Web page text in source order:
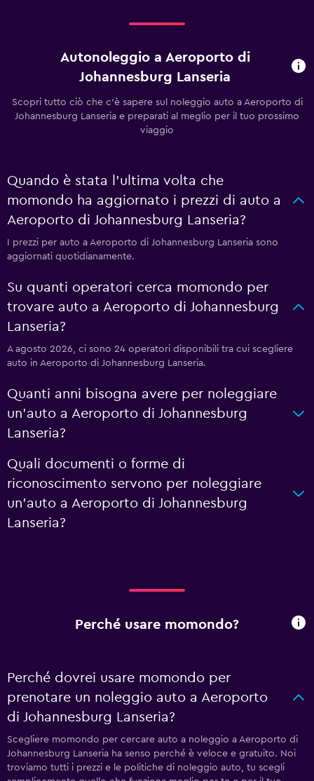
Autonoleggio a Aeroporto di
Johannesburg Lanseria
Scopri tutto ciò che c'è sapere sul noleggio auto a Aeroporto di
Johannesburg Lanseria e preparati al meglio per il tuo prossimo
viaggio
Quando è stata l'ultima volta che
momondo ha aggiornato i prezzi di auto a
Aeroporto di Johannesburg Lanseria?
I prezzi per auto a Aeroporto di Johannesburg Lanseria sono
aggiornati quotidianamente.
Su quanti operatori cerca momondo per
trovare auto a Aeroporto di Johannesburg
Lanseria?
A agosto 2026, ci sono 24 operatori disponibili tra cui scegliere
auto in Aeroporto di Johannesburg Lanseria.
Quanti anni bisogna avere per noleggiare
un'auto a Aeroporto di Johannesburg
Lanseria?
Quali documenti o forme di
riconoscimento servono per noleggiare
un'auto a Aeroporto di Johannesburg
Lanseria?
Perché usare momondo?
Perché dovrei usare momondo per
prenotare un noleggio auto a Aeroporto
di Johannesburg Lanseria?
Scegliere momondo per cercare auto a noleggio a Aeroporto di
Johannesburg Lanseria ha senso perché è veloce e gratuito. Noi
troviamo tutti i prezzi e le politiche di noleggio auto, tu scegli